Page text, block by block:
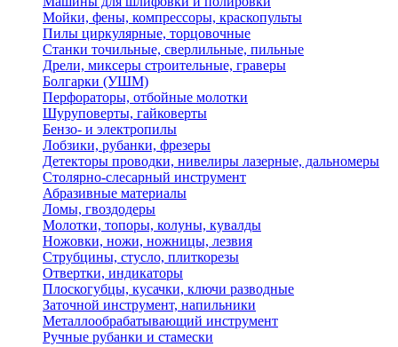
Мойки, фены, компрессоры, краскопульты
Пилы циркулярные, торцовочные
Станки точильные, сверлильные, пильные
Дрели, миксеры строительные, граверы
Болгарки (УШМ)
Перфораторы, отбойные молотки
Шуруповерты, гайковерты
Бензо- и электропилы
Лобзики, рубанки, фрезеры
Детекторы проводки, нивелиры лазерные, дальномеры
Столярно-слесарный инструмент
Абразивные материалы
Ломы, гвоздодеры
Молотки, топоры, колуны, кувалды
Ножовки, ножи, ножницы, лезвия
Струбцины, стусло, плиткорезы
Отвертки, индикаторы
Плоскогубцы, кусачки, ключи разводные
Заточной инструмент, напильники
Металлообрабатывающий инструмент
Ручные рубанки и стамески